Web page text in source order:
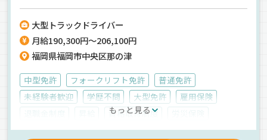
す。海の近くで気持ちよく仕事しませんか？「ドラ侍」のサイトから
応募で優先的にご紹介！まずはお気軽にご応募ください♪
大型トラックドライバー
月給190,300円～206,100円
福岡県福岡市中央区那の津
中型免許 フォークリフト免許
普通免許
未経験者歓迎
学歴不問 大型免許
雇用保険
資格取得制度
健康保険
交通費支給 残業手当
厚生年金
もっと見る